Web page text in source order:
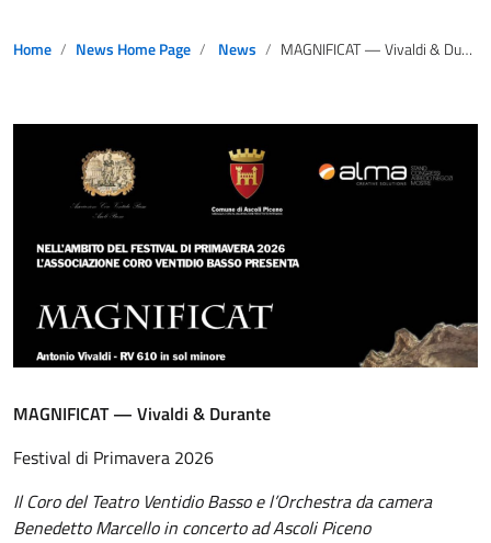
Home News Home Page News MAGNIFICAT — Vivaldi & Durante
MAGNIFICAT — Vivaldi & Durante
Festival di Primavera 2026
Il Coro del Teatro Ventidio Basso e l’Orchestra da camera
Benedetto Marcello in concerto ad Ascoli Piceno